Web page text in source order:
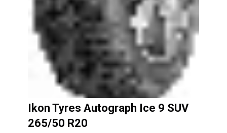
Ikon Tyres Autograph Ice 9 SUV
265/50 R20